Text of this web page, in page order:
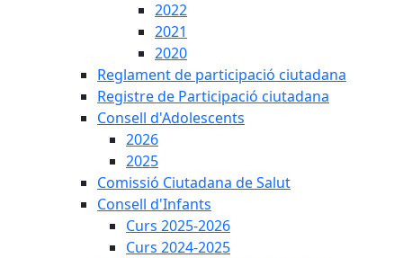
2022
2021
2020
Reglament de participació ciutadana
Registre de Participació ciutadana
Consell d'Adolescents
2026
2025
Comissió Ciutadana de Salut
Consell d'Infants
Curs 2025-2026
Curs 2024-2025